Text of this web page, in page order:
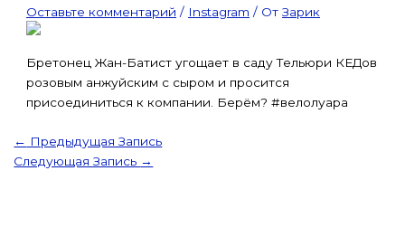
Оставьте комментарий / Instagram / ОтЗарик
Бретонец Жан-Батист угощает в саду Тельюри КЕДов
розовым анжуйским с сыром и просится
присоединиться к компании. Берём? #велолуара
← Предыдущая Запись
Следующая Запись →